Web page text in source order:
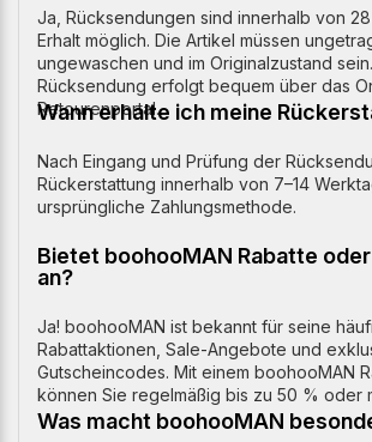
Ja, Rücksendungen sind innerhalb von
Erhalt möglich. Die Artikel müssen
ungewaschen und im Originalzustand
Rücksendung erfolgt bequem über das
Retourenportal.
Wann erhalte ich meine
Nach Eingang und Prüfung der
Rückerstattung innerhalb von 7–14
ursprüngliche Zahlungsmethode.
Bietet boohooMAN Rabatte
an?
Ja! boohooMAN ist bekannt für seine
Rabattaktionen, Sale-Angebote und
Gutscheincodes. Mit einem boohooMAN
können Sie regelmäßig bis zu 50 % oder
Was macht boohooMAN